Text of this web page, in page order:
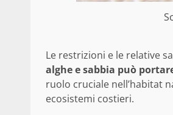
Le restrizioni e le relative
alghe esabbia può
ruolo cruciale nell’habitat
ecosistemi costieri.